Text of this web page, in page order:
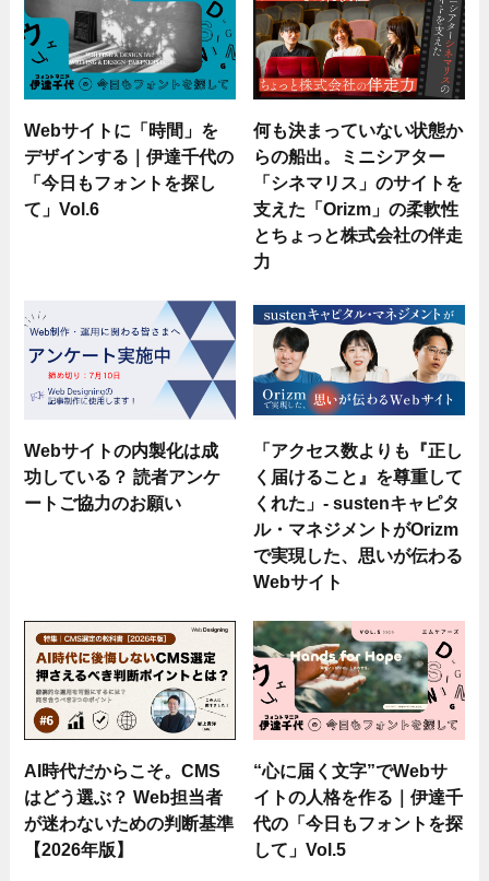
Webサイトに「時間」を
デザインする｜伊達千代の
「今日もフォントを探し
て」Vol.6
何も決まっていない状態か
らの船出。ミニシアター
「シネマリス」のサイトを
支えた「Orizm」の柔軟性
とちょっと株式会社の伴走
力
Webサイトの内製化は成
功している？ 読者アンケ
ートご協力のお願い
「アクセス数よりも『正し
く届けること』を尊重して
くれた」- sustenキャピタ
ル・マネジメントがOrizm
で実現した、思いが伝わる
Webサイト
AI時代だからこそ。CMS
はどう選ぶ？ Web担当者
が迷わないための判断基準
【2026年版】
“心に届く文字”でWebサ
イトの人格を作る｜伊達千
代の「今日もフォントを探
して」Vol.5